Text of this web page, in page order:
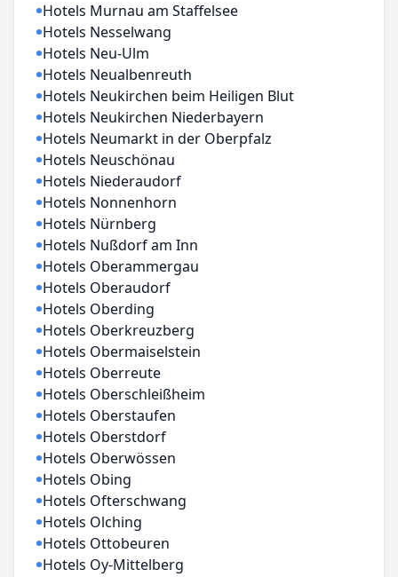
Hotels Murnau am Staffelsee
Hotels Nesselwang
Hotels Neu-Ulm
Hotels Neualbenreuth
Hotels Neukirchen beim Heiligen Blut
Hotels Neukirchen Niederbayern
Hotels Neumarkt in der Oberpfalz
Hotels Neuschönau
Hotels Niederaudorf
Hotels Nonnenhorn
Hotels Nürnberg
Hotels Nußdorf am Inn
Hotels Oberammergau
Hotels Oberaudorf
Hotels Oberding
Hotels Oberkreuzberg
Hotels Obermaiselstein
Hotels Oberreute
Hotels Oberschleißheim
Hotels Oberstaufen
Hotels Oberstdorf
Hotels Oberwössen
Hotels Obing
Hotels Ofterschwang
Hotels Olching
Hotels Ottobeuren
Hotels Oy-Mittelberg